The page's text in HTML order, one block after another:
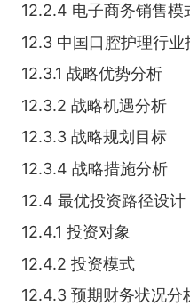
12.2.4 电子商务销售模
12.3 中国口腔护理行
12.3.1 战略优势分析
12.3.2 战略机遇分析
12.3.3 战略规划目标
12.3.4 战略措施分析
12.4 最优投资路径设计
12.4.1 投资对象
12.4.2 投资模式
12.4.3 预期财务状况分